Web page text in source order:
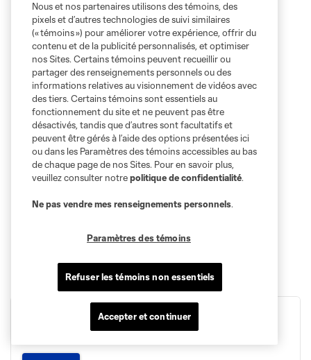
Nous et nos partenaires utilisons des témoins, des
pixels et d’autres technologies de suivi similaires
(« témoins ») pour améliorer votre expérience, offrir du
contenu et de la publicité personnalisés, et optimiser
nos Sites. Certains témoins peuvent recueillir ou
partager des renseignements personnels ou des
informations relatives au visionnement de vidéos avec
des tiers. Certains témoins sont essentiels au
fonctionnement du site et ne peuvent pas être
désactivés, tandis que d’autres sont facultatifs et
peuvent être gérés à l’aide des options présentées ici
ou dans les Paramètres des témoins accessibles au bas
de chaque page de nos Sites. Pour en savoir plus,
veuillez consulter notrepolitique de confidentialité.
Ne pas vendre mes renseignements personnels.
Paramètres des témoins
Refuser les témoins non essentiels
Accepter et continuer